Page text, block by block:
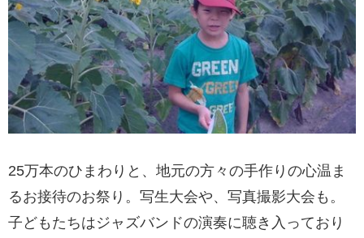
25万本のひまわりと、地元の方々の手作りの心温ま
るお接待のお祭り。写生大会や、写真撮影大会も。
子どもたちはジャズバンドの演奏に聴き入っており